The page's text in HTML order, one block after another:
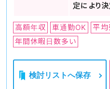
定により
高額年収 車通勤OK
平均
年間休暇日数多い
検討リストへ保存